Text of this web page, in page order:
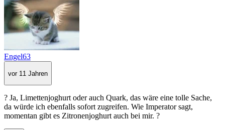
Engel63
vor 11 Jahren
? Ja, Limettenjoghurt oder auch Quark, das wäre eine tolle Sache,
da würde ich ebenfalls sofort zugreifen. Wie Imperator sagt,
momentan gibt es Zitronenjoghurt auch bei mir. ?